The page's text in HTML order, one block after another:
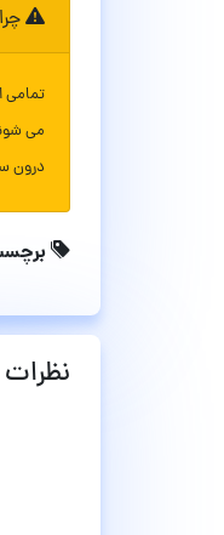
تمامی
می
درون
نظرات